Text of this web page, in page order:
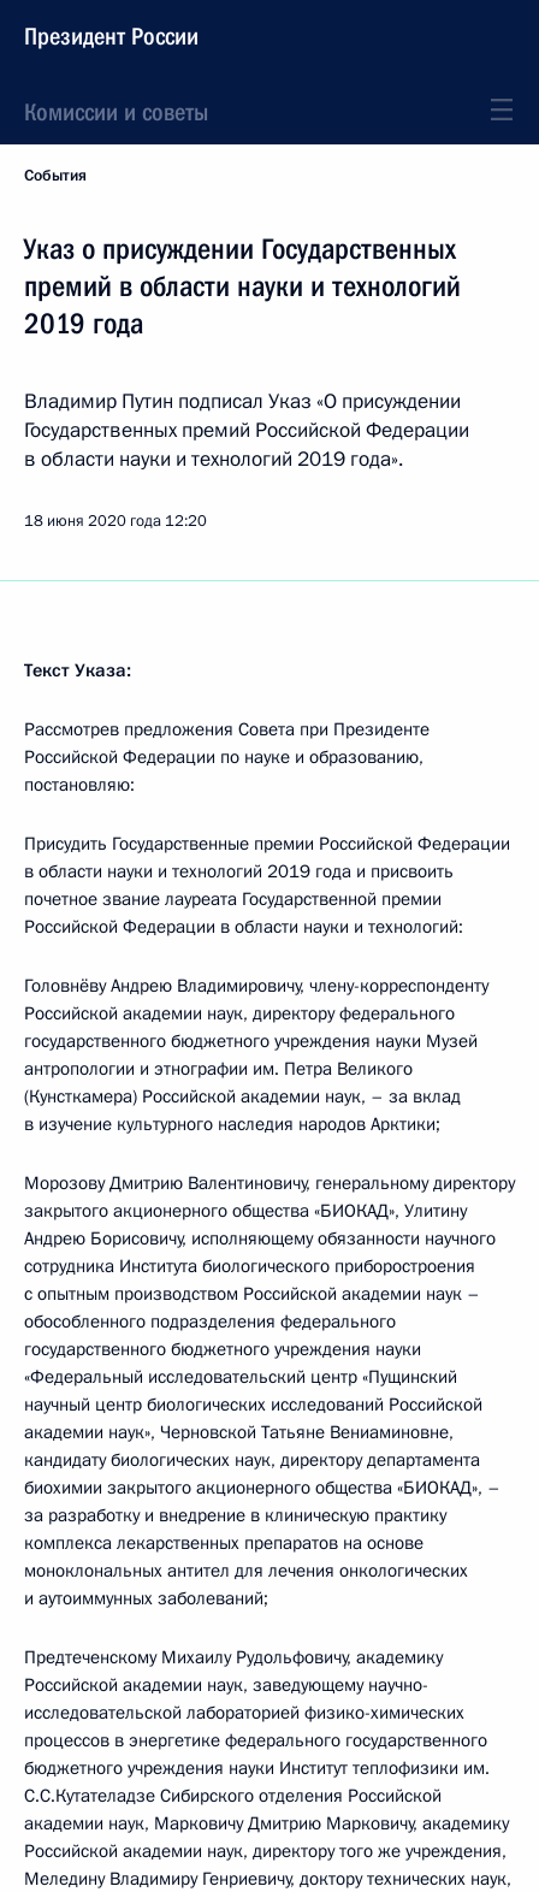
Президент России
Комиссии и советы
События
Указ о присуждении Государственных
премий в области науки и технологий
2019 года
Владимир Путин подписал Указ «О присуждении
Государственных премий Российской Федерации
в области науки и технологий 2019 года».
18 июня 2020 года 12:20
Текст Указа:
Рассмотрев предложения Совета при Президенте
Российской Федерации по науке и образованию,
постановляю:
Присудить Государственные премии Российской Федерации
в области науки и технологий 2019 года и присвоить
почетное звание лауреата Государственной премии
Российской Федерации в области науки и технологий:
Головнёву Андрею Владимировичу, члену-корреспонденту
Российской академии наук, директору федерального
государственного бюджетного учреждения науки Музей
антропологии и этнографии им. Петра Великого
(Кунсткамера) Российской академии наук, – за вклад
в изучение культурного наследия народов Арктики;
Морозову Дмитрию Валентиновичу, генеральному директору
закрытого акционерного общества «БИОКАД», Улитину
Андрею Борисовичу, исполняющему обязанности научного
сотрудника Института биологического приборостроения
с опытным производством Российской академии наук –
обособленного подразделения федерального
государственного бюджетного учреждения науки
«Федеральный исследовательский центр «Пущинский
научный центр биологических исследований Российской
академии наук», Черновской Татьяне Вениаминовне,
кандидату биологических наук, директору департамента
биохимии закрытого акционерного общества «БИОКАД», –
за разработку и внедрение в клиническую практику
комплекса лекарственных препаратов на основе
моноклональных антител для лечения онкологических
и аутоиммунных заболеваний;
Предтеченскому Михаилу Рудольфовичу, академику
Российской академии наук, заведующему научно-
исследовательской лабораторией физико-химических
процессов в энергетике федерального государственного
бюджетного учреждения науки Институт теплофизики им.
С.С.Кутателадзе Сибирского отделения Российской
академии наук, Марковичу Дмитрию Марковичу, академику
Российской академии наук, директору того же учреждения,
Меледину Владимиру Генриевичу, доктору технических наук,